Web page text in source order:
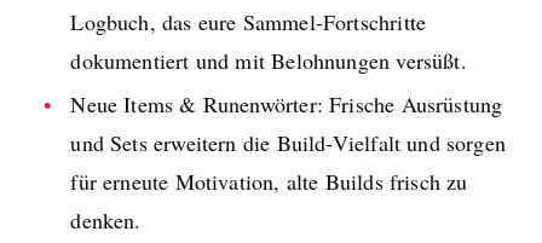
Logbuch, das eure Sammel-Fortschritte
dokumentiert und mit Belohnungen versüßt.
Neue Items & Runenwörter: Frische Ausrüstung
und Sets erweitern die Build-Vielfalt und sorgen
für erneute Motivation, alte Builds frisch zu
denken.